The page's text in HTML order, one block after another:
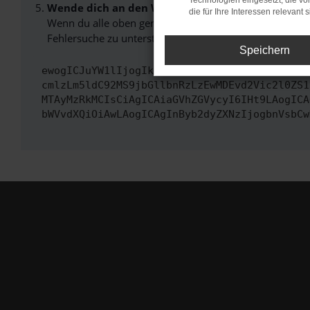
Wende dich an den Webseitenbetreiber.
Wenn du alle oben genannten Schritte versucht hast,
Fehlersuche zu unterstützen:
die für Ihre Interessen relevant
Speichern